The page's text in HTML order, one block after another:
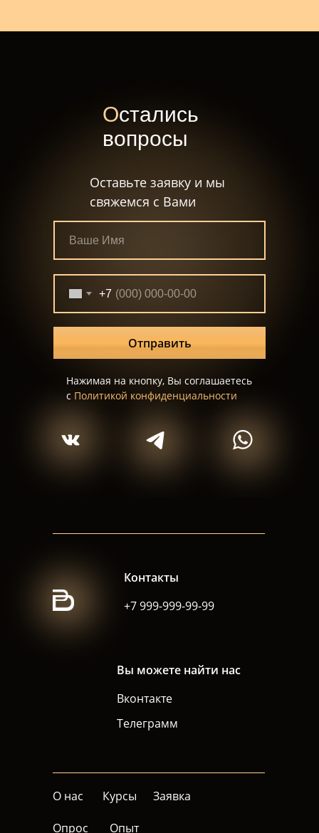
Остались
вопросы
Оставьте заявку и мы
свяжемся с Вами
Отправить
+7
Нажимая на кнопку, Вы соглашаетесь
с Политикой конфиденциальности
О нас
Контакты
+7 999-999-99-99
Вы можете найти нас
Вконтакте
Телеграмм
Курсы Заявка
Опрос Опыт